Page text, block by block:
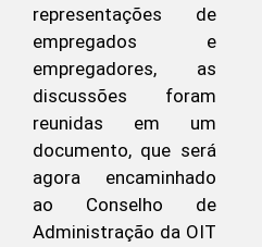
representações de
empregados e
empregadores, as
discussões foram
reunidas em um
documento, que será
agora encaminhado
ao Conselho de
Administração da OIT